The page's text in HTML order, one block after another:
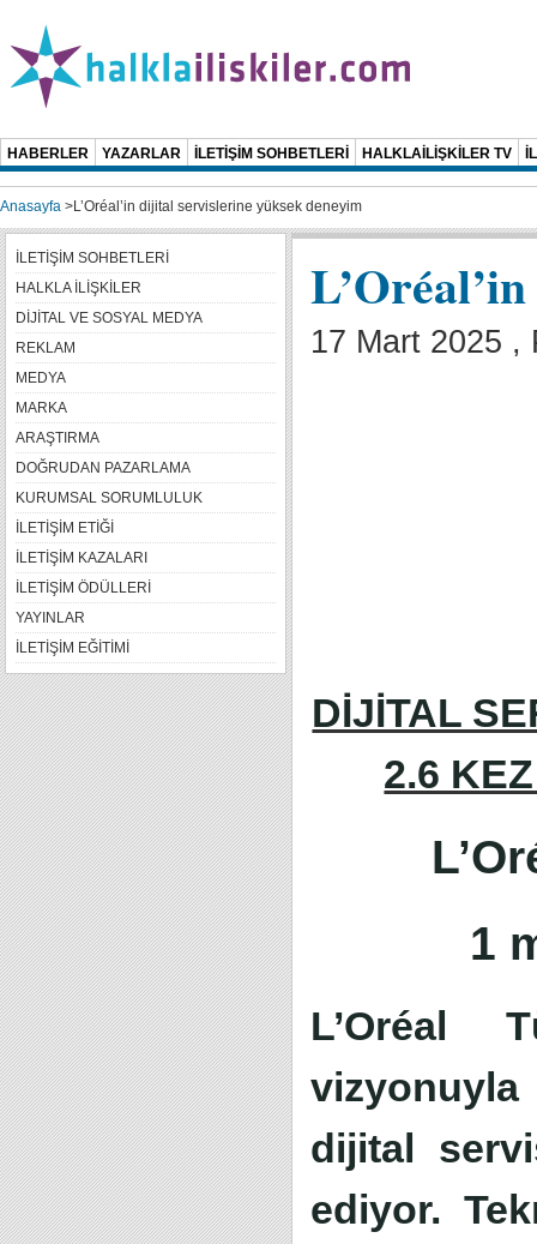
HABERLER YAZARLAR İLETİŞİM SOHBETLERİ HALKLAİLİŞKİLER TV
Anasayfa >L’Oréal’in dijital servislerine yüksek deneyim
17 Mart 2025 ,
DİJİTAL
2.6
1
L’Oréal
vizyonuyla
dijital
ediyor.
İLETİŞİM SOHBETLERİ
HALKLA İLİŞKİLER
DİJİTAL VE SOSYAL MEDYA
REKLAM
MEDYA
MARKA
ARAŞTIRMA
DOĞRUDAN PAZARLAMA
KURUMSAL SORUMLULUK
İLETİŞİM ETİĞİ
İLETİŞİM KAZALARI
İLETİŞİM ÖDÜLLERİ
YAYINLAR
İLETİŞİM EĞİTİMİ